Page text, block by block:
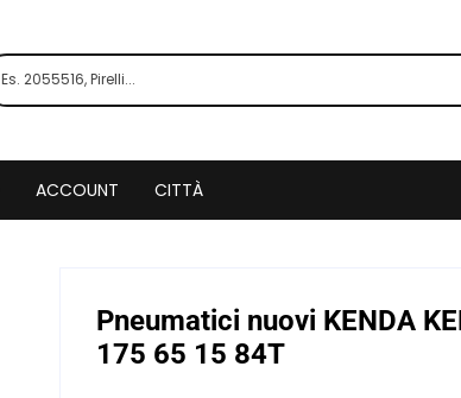
ACCOUNT CITTÀ
Pneumatici nuovi KENDA
175 65 15 84T